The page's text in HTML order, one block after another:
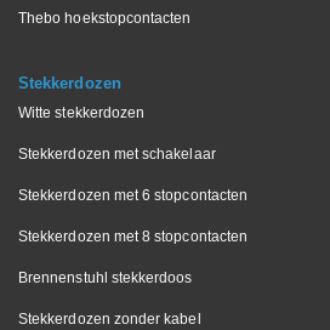
Thebo hoekstopcontacten
Stekkerdozen
Witte stekkerdozen
Stekkerdozen met schakelaar
Stekkerdozen met 6 stopcontacten
Stekkerdozen met 8 stopcontacten
Brennenstuhl stekkerdoos
Stekkerdozen zonder kabel